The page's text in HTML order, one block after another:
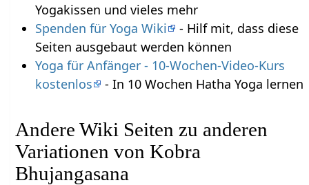
Yogakissen und vieles mehr
Spenden für Yoga Wiki
- Hilf mit, dass diese
Seiten ausgebaut werden können
Yoga für Anfänger - 10-Wochen-Video-Kurs
kostenlos
- In 10 Wochen Hatha Yoga lernen
Andere Wiki Seiten zu anderen
Variationen von Kobra
Bhujangasana